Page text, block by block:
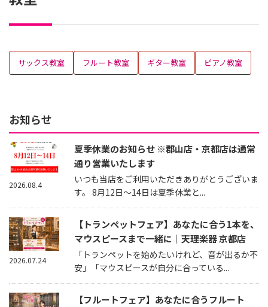
サックス教室 フルート教室 ギター教室 ピアノ教室
お知らせ
夏季休業のお知らせ ※郡山店・京都店は通常
通り営業いたします
いつも当店をご利用いただきありがとうございま
す。 8月12日～14日は夏季休業と...
2026.08.4
【トランペットフェア】あなたに合う1本を、
マウスピースまで一緒に｜天理楽器 京都店
「トランペットを始めたいけれど、音が出るか不
安」「マウスピースが自分に合っている...
2026.07.24
【フルートフェア】あなたに合うフルート